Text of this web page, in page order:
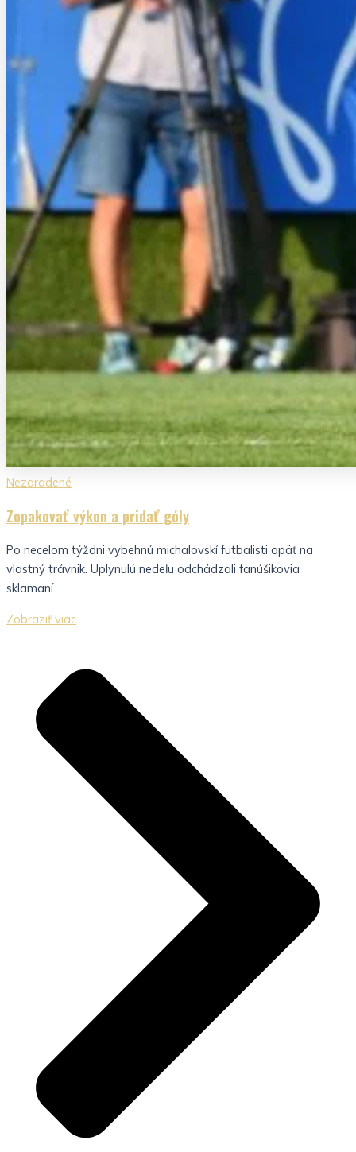
Nezaradené
Zopakovať výkon a pridať góly
Po necelom týždni vybehnú michalovskí futbalisti opäť na
vlastný trávnik. Uplynulú nedeľu odchádzali fanúšikovia
sklamaní...
Zobraziť viac